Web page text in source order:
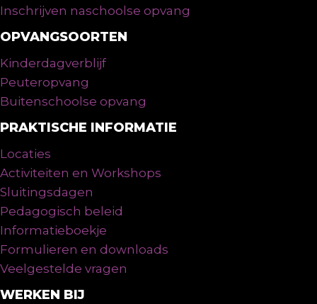
Inschrijven naschoolse opvang
OPVANGSOORTEN
Kinderdagverblijf
Peuteropvang
Buitenschoolse opvang
PRAKTISCHE INFORMATIE
Locaties
Activiteiten en Workshops
Sluitingsdagen
Pedagogisch beleid
Informatieboekje
Formulieren en downloads
Veelgestelde vragen
WERKEN BIJ